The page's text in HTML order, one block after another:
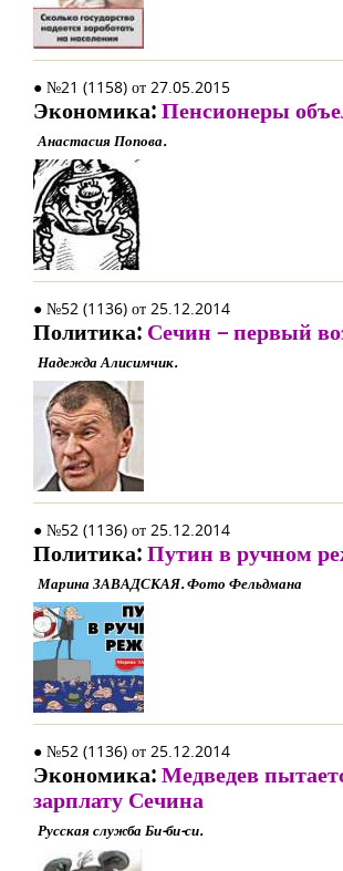
● №21 (1158) от 27.05.2015
Экономика:Пенсионеры
Анастасия Попова.
● №52 (1136) от 25.12.2014
Политика: Сечин – первый
Надежда Алисимчик.
● №52 (1136) от 25.12.2014
Политика:Путин в ручном
Марина ЗАВАДСКАЯ. Фото Фельдмана
● №52 (1136) от 25.12.2014
Экономика:Медведев
зарплату Сечина
Русская служба Би-би-си.